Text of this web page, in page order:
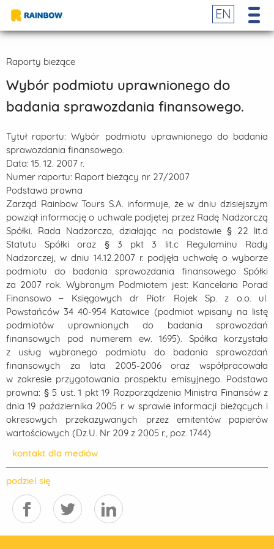
EN
Raporty bieżące
Wybór podmiotu uprawnionego do
badania sprawozdania finansowego.
Tytuł raportu:Wybór podmiotu uprawnionego do badania
sprawozdania finansowego.
Data: 15. 12. 2007 r.
Numer raportu: Raport bieżący nr 27/2007
Podstawa prawna
Zarząd Rainbow Tours S.A. informuje, że w dniu dzisiejszym
powziął informację o uchwale podjętej przez Radę Nadzorczą
Spółki. Rada Nadzorcza, działając na podstawie § 22 lit.d
Statutu Spółki oraz § 3 pkt 3 lit.c Regulaminu Rady
Nadzorczej, w dniu 14.12.2007 r. podjęła uchwałę o wyborze
podmiotu do badania sprawozdania finansowego Spółki
za 2007 rok. Wybranym Podmiotem jest: Kancelaria Porad
Finansowo – Księgowych dr Piotr Rojek Sp. z o.o. ul.
Powstańców 34 40-954 Katowice (podmiot wpisany na listę
podmiotów uprawnionych do badania sprawozdań
finansowych pod numerem ew. 1695). Spółka korzystała
z usług wybranego podmiotu do badania sprawozdań
finansowych za lata 2005-2006 oraz współpracowała
w zakresie przygotowania prospektu emisyjnego. Podstawa
prawna: § 5 ust. 1 pkt 19 Rozporządzenia Ministra Finansów z
dnia 19 października 2005 r. w sprawie informacji bieżących i
okresowych przekazywanych przez emitentów papierów
wartościowych (Dz.U. Nr 209 z 2005 r., poz. 1744)
kontakt dla mediów
podziel się